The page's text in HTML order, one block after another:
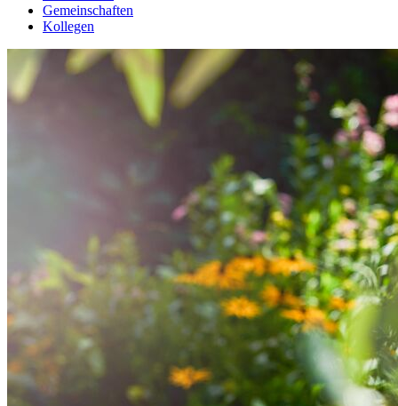
Gemeinschaften
Kollegen